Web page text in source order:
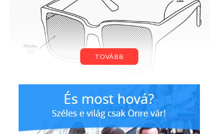
szerint kinézetre egy átlagos
szemüvegről van szó, ami nagyban hasonlítani fog a
Google Glass-hoz. A lényege, hogy amellett, hogy
rendesen látunk vele, egy csomó adatot képes
TOVÁBB